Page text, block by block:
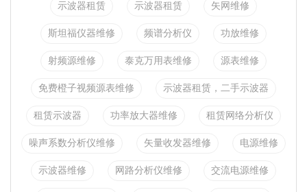
示波器租赁 示波器租赁 矢网维修
斯坦福仪器维修 频谱分析仪 功放维修
射频源维修 泰克万用表维修 源表维修
免费橙子视频源表维修 示波器租赁，二手示波器
租赁示波器 功率放大器维修 租赁网络分析仪
噪声系数分析仪维修 矢量收发器维修 电源维修
示波器维修 网路分析仪维修 交流电源维修